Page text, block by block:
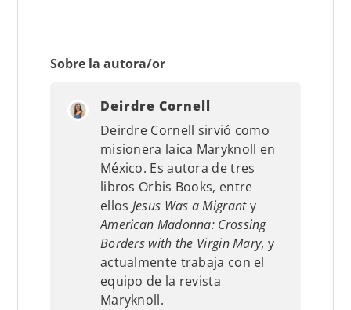
Sobre la autora/or
Deirdre Cornell
Deirdre Cornell sirvió como
misionera laica Maryknoll en
México. Es autora de tres
libros Orbis Books, entre
ellos Jesus Was a Migranty
American Madonna: Crossing
Borders with the Virgin Mary, y
actualmente trabaja con el
equipo de la revista
Maryknoll.